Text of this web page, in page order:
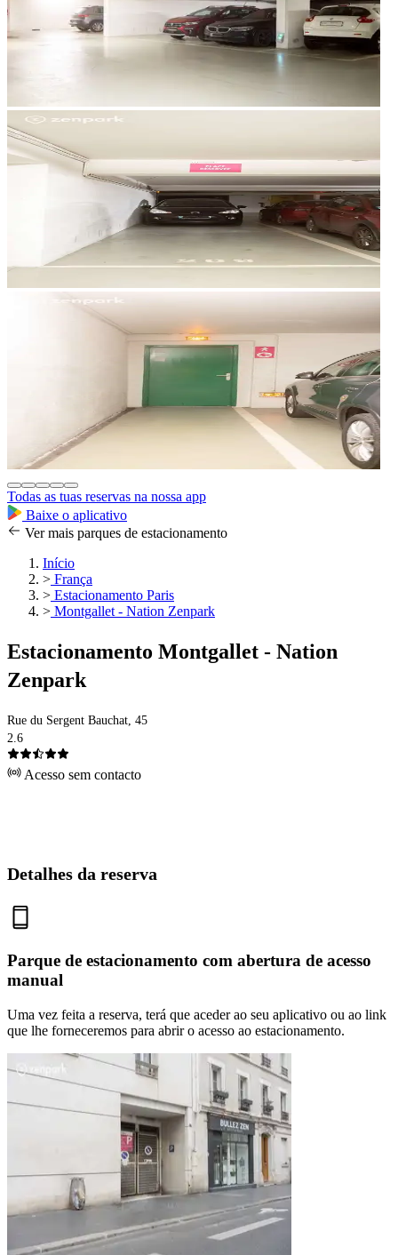
Todas as tuas reservas na nossa app
Baixe o aplicativo
Ver mais parques de estacionamento
Início
> França
> Estacionamento Paris
> Montgallet - Nation Zenpark
Estacionamento Montgallet - Nation
Zenpark
Rue du Sergent Bauchat, 45
2.6
Acesso sem contacto
Detalhes da reserva
Parque de estacionamento com abertura de acesso
manual
Uma vez feita a reserva, terá que aceder ao seu aplicativo ou ao link
que lhe forneceremos para abrir o acesso ao estacionamento.